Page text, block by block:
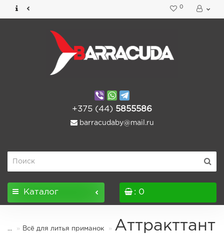
0
+375 (44) 5855586
barracudaby@mail.ru
Каталог : 0
... Всё для литья приманок Аттракттант